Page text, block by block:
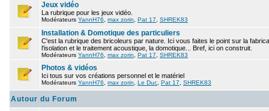
Jeux vidéo
La rubrique pour les jeux vidéo.
Modérateurs YannH76 max zorin Pat 17 SHREK83
Installation & Domotique des particuliers
C'est la rubrique des bricoleurs par nature. Ici vous faites le point sur la
l'isolation et le traitement acoustique, la domotique... Bref, ici on construit.
Modérateurs YannH76 max zorin Pat 17 SHREK83
Photos & vidéos
Ici tous sur vos créations personnel et le matériel
Modérateurs YannH76 max zorin Le Duc Pat 17 SHREK83
Autour du Forum